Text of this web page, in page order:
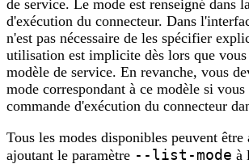
de service. Le mode est renseigné dans
d'exécution du connecteur. Dans
n'est pas nécessaire de les spécifier
utilisation est implicite dès lors que
modèle de service. En revanche, vous
mode correspondant à ce modèle si
commande d'exécution du connecteur
Tous les modes disponibles peuvent être
ajoutant le paramètre --list-mode à